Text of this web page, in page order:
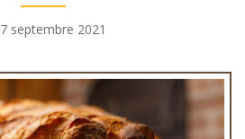
7 septembre 2021